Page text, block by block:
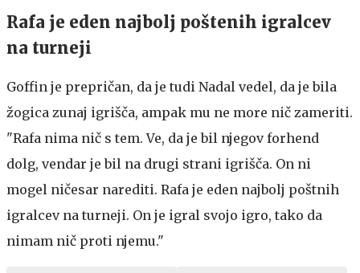
Rafa je eden najbolj poštenih igralcev
na turneji
Goffin je prepričan, da je tudi Nadal vedel, da je bila
žogica zunaj igrišča, ampak mu ne more nič zameriti.
"Rafa nima nič s tem. Ve, da je bil njegov forhend
dolg, vendar je bil na drugi strani igrišča. On ni
mogel ničesar narediti. Rafa je eden najbolj poštnih
igralcev na turneji. On je igral svojo igro, tako da
nimam nič proti njemu."